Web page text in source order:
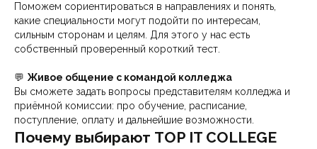
Поможем сориентироваться в направлениях и понять,
какие специальности могут подойти по интересам,
сильным сторонам и целям. Для этого у нас есть
собственный проверенный короткий тест.
💬 Живое общение с командой колледжа
Вы сможете задать вопросы представителям колледжа и
приёмной комиссии: про обучение, расписание,
поступление, оплату и дальнейшие возможности.
Почему выбирают TOP IT COLLEGE